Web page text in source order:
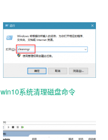
win10系统清理磁盘命令